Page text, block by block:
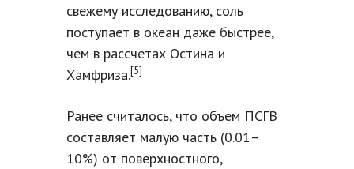
свежему исследованию, соль
поступает в океан даже быстрее,
чем в рассчетах Остина и
Хамфриза.[5]
Ранее считалось, что объем ПСГВ
составляет малую часть (0.01–
10%) от поверхностного,